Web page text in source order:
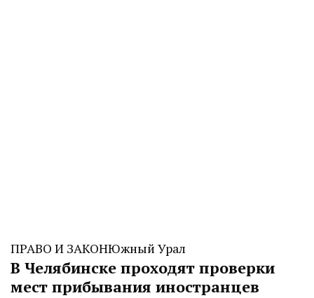
ПРАВО И ЗАКОНЮжный Урал
В Челябинске проходят проверки
мест прибывания иностранцев